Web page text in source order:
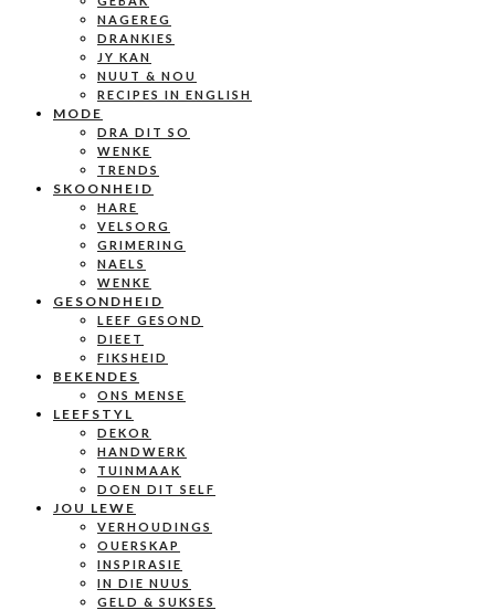
NAGEREG
DRANKIES
JY KAN
NUUT & NOU
RECIPES IN ENGLISH
MODE
DRA DIT SO
WENKE
TRENDS
SKOONHEID
HARE
VELSORG
GRIMERING
NAELS
WENKE
GESONDHEID
LEEF GESOND
DIEET
FIKSHEID
BEKENDES
ONS MENSE
LEEFSTYL
DEKOR
HANDWERK
TUINMAAK
DOEN DIT SELF
JOU LEWE
VERHOUDINGS
OUERSKAP
INSPIRASIE
IN DIE NUUS
GELD & SUKSES